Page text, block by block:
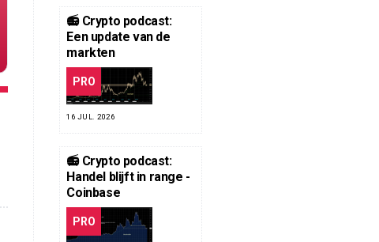
📻 Crypto podcast:
Een update van de
markten
PRO
16 JUL. 2026
📻 Crypto podcast:
Handel blijft in range -
Coinbase
PRO